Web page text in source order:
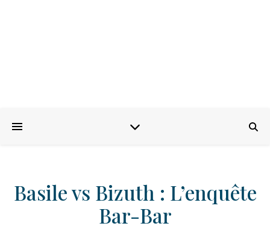
Basile vs Bizuth : L’enquête
Bar-Bar